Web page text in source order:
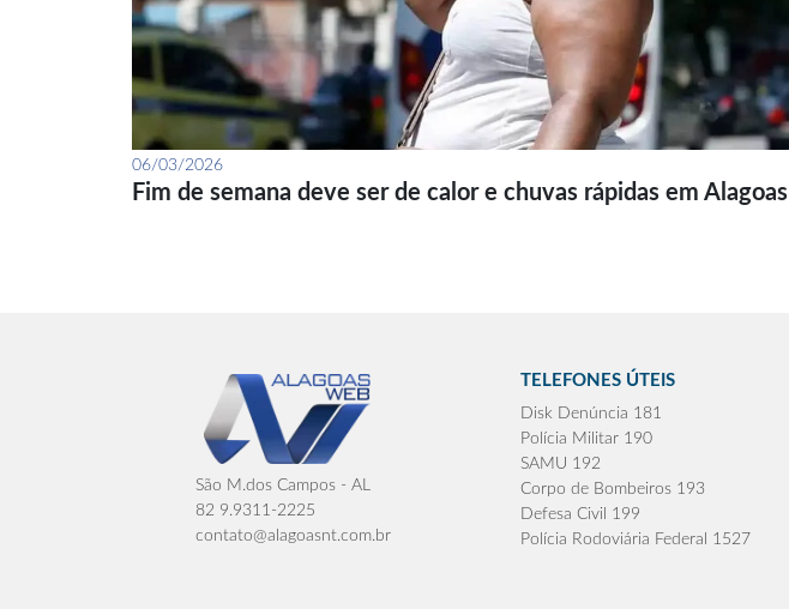
06/03/2026
Fim de semana deve ser de calor e chuvas rápidas em Alagoas
São M.dos Campos - AL
82 9.9311-2225
contato@alagoasnt.com.br
TELEFONES ÚTEIS
Disk Denúncia 181
Polícia Militar 190
SAMU 192
Corpo de Bombeiros 193
Defesa Civil 199
Polícia Rodoviária Federal 1527